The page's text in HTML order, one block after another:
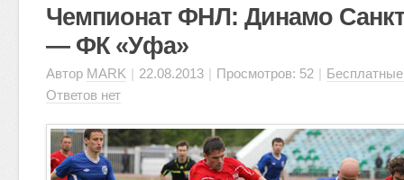
Чемпионат ФНЛ: Динамо
— ФК «Уфа»
Автор MARK | 22.08.2013 | Просмотров: 52 |
Ответов нет